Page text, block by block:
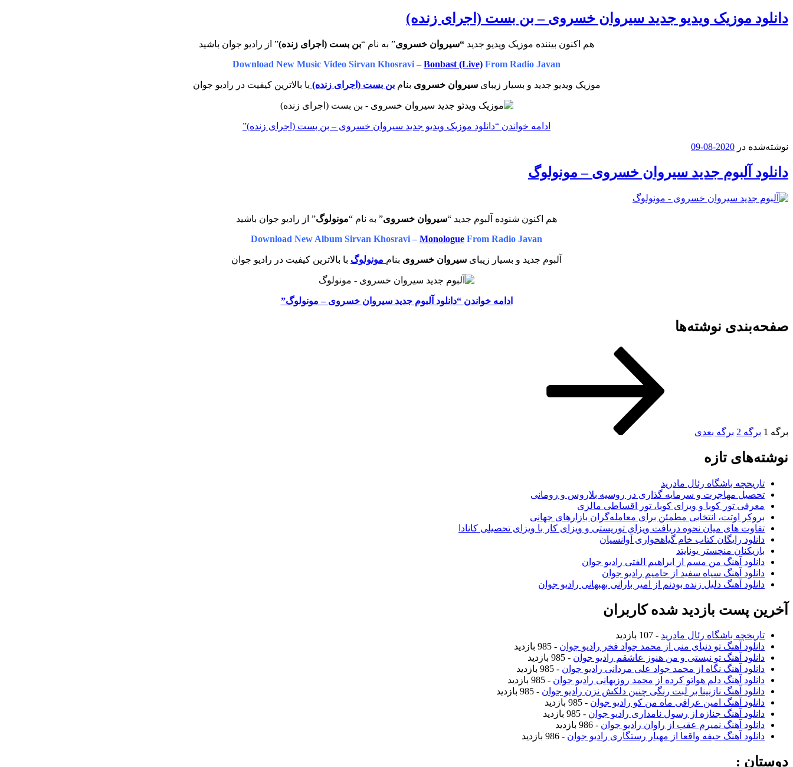
دانلود موزیک ویدیو جدید سیروان خسروی – بن بست (اجرای زنده)
هم اکنون بیننده موزیک ویدیو جدید “سیروان خسروی” به نام “بن بست (اجرای زنده)” از رادیو جوان باشید
Download New Music Video Sirvan Khosravi – Bonbast (Live) From Radio Javan
موزیک ویدیو جدید و بسیار زیبای سیروان خسروی بنامبن بست (اجرای زنده) با بالاترین کیفیت در رادیو جوان
ادامه خواندن “دانلود موزیک ویدیو جدید سیروان خسروی – بن بست (اجرای زنده)”
نوشته‌شده در 2020-08-09
دانلود آلبوم جدید سیروان خسروی – مونولوگ
هم اکنون شنوده آلبوم جدید “سیروان خسروی” به نام “مونولوگ” از رادیو جوان باشید
Download New Album Sirvan Khosravi – Monologue From Radio Javan
آلبوم جدید و بسیار زیبای سیروان خسروی بنام مونولوگ با بالاترین کیفیت در رادیو جوان
ادامه خواندن “دانلود آلبوم جدید سیروان خسروی – مونولوگ”
صفحه‌بندی نوشته‌ها
برگه 1 برگه 2 برگه بعدی
نوشته‌های تازه
تاریخچه باشگاه رئال مادرید
تحصیل مهاجرت و سرمایه گذاری در روسیه بلاروس و رومانی
معرفی تور کوبا و ویزای کوبا، تور اقساطی مالزی
بروکر اوتت، انتخابی مطمئن برای معامله‌گران بازارهای جهانی
تفاوت های میان نحوه دریافت ویزای توریستی و ویزای کار با ویزای تحصیلی کانادا
دانلود رایگان کتاب خام گیاهخواری آوانسیان
بازیکنان منچستر یونایتد
دانلود آهنگ من مسم از ابراهیم الفتی رادیو جوان
دانلود آهنگ سیاه سفید از حامیم رادیو جوان
دانلود آهنگ دلیل زنده بودنم از امیر بارانی بهبهانی رادیو جوان
آخرین پست بازدید شده کاربران
تاریخچه باشگاه رئال مادرید - 107 بازدید
دانلود آهنگ تو دنیای منی از محمد جواد فخر رادیو جوان - 985 بازدید
دانلود آهنگ تو نیستی و من هنوز عاشقم رادیو جوان - 985 بازدید
دانلود آهنگ نگاه از محمد جواد علی مردانی رادیو جوان - 985 بازدید
دانلود آهنگ دلم هواتو کرده از محمد روزبهانی رادیو جوان - 985 بازدید
دانلود آهنگ نازنینا بر لبت رنگی چنین دلکش نزن رادیو جوان - 985 بازدید
دانلود آهنگ امین عراقی ماه من کو رادیو جوان - 985 بازدید
دانلود آهنگ جنازه از رسول نامداری رادیو جوان - 985 بازدید
دانلود آهنگ نمیرم عقب از راوان رادیو جوان - 986 بازدید
دانلود آهنگ حیفه واقعا از مهیار رستگاری رادیو جوان - 986 بازدید
دوستان :